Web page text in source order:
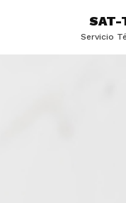
SAT-
Servicio